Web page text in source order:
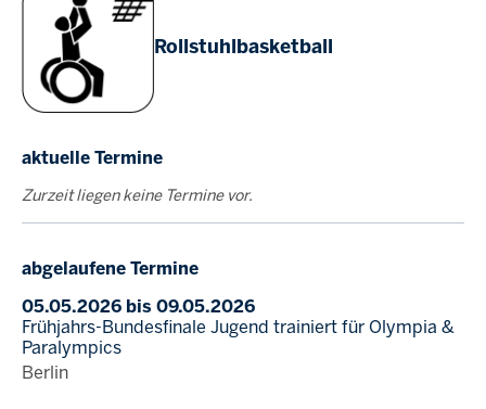
Rollstuhlbasketball
aktuelle Termine
Zurzeit liegen keine Termine vor.
abgelaufene Termine
05.05.2026 bis 09.05.2026
Frühjahrs-Bundesfinale Jugend trainiert für Olympia &
Paralympics
Berlin